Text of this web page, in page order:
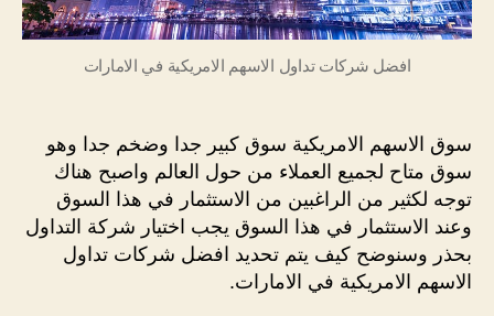
افضل شركات تداول الاسهم الامريكية في الامارات
سوق الاسهم الامريكية سوق كبير جدا وضخم جدا وهو
سوق متاح لجميع العملاء من حول العالم واصبح هناك
توجه لكثير من الراغبين من الاستثمار في هذا السوق
وعند الاستثمار في هذا السوق يجب اختيار شركة التداول
بحذر وسنوضح كيف يتم تحديد افضل شركات تداول
الاسهم الامريكية في الامارات.